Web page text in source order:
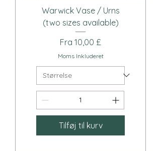
Warwick Vase / Urns
(two sizes available)
Fra 10,00 £
Salgspris
Moms Inkluderet
Tilføj til kurv